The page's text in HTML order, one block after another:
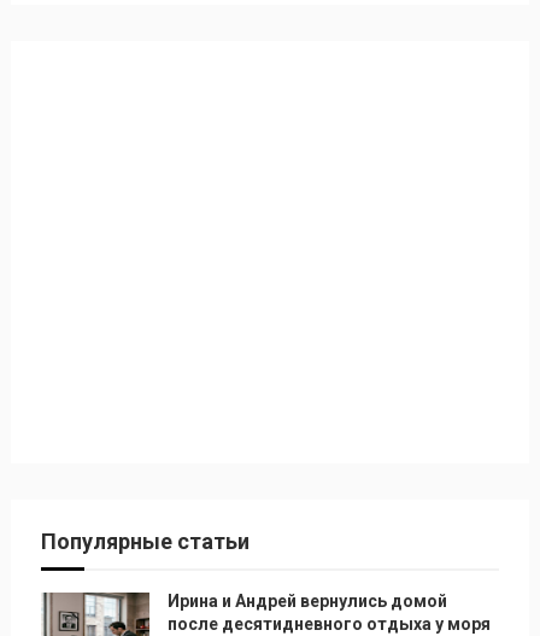
Популярные статьи
Ирина и Андрей вернулись домой
после десятидневного отдыха у моря